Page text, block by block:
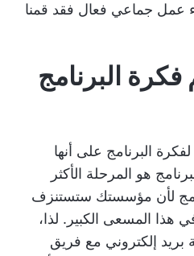
عمل جماعي فعال فقد قمنا
فكرة البرنامج
البرنامج على أنها
هو المرحلة الأكثر
لأن مؤسستك ستستنزف
هذا المسعى الكبير. لذا،
بريد إلكتروني مع فريق